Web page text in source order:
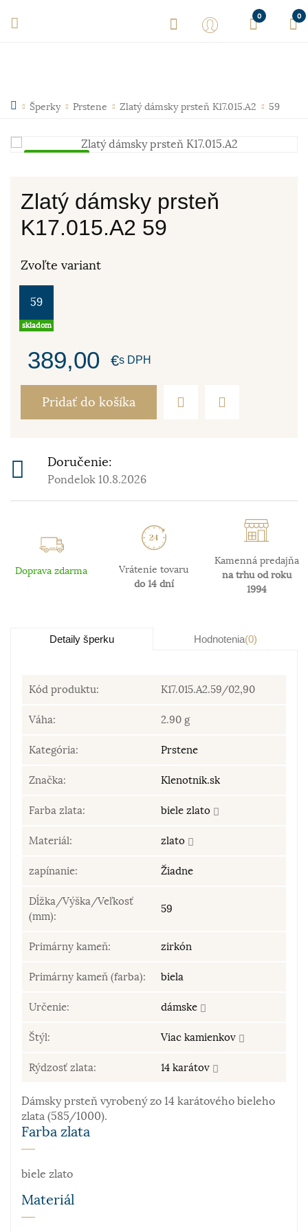
0 0
Šperky Prstene Zlatý dámsky prsteň K17.015.A2 59
Zlatý dámsky prsteň
K17.015.A2 59
Zvoľte variant
59
skladom
389,00 €s DPH
Pridať do košíka
Doručenie:
Pondelok 10.8.2026
Doprava zdarma
Vrátenie tovaru
do 14 dní
Kamenná predajňa
na trhu od roku
1994
Detaily šperku Hodnotenia(0)
Kód produktu: K17.015.A2.59/02,90
Váha: 2.90 g
Kategória: Prstene
Značka: Klenotnik.sk
Farba zlata: biele zlato
Materiál: zlato
zapínanie: Žiadne
Dĺžka/Výška/Veľkosť
(mm):
59
Primárny kameň: zirkón
Primárny kameň (farba): biela
Určenie: dámske
Štýl: Viac kamienkov
Rýdzosť zlata: 14 karátov
Dámsky prsteň vyrobený zo 14 karátového bieleho
zlata (585/1000).
Farba zlata
biele zlato
Materiál